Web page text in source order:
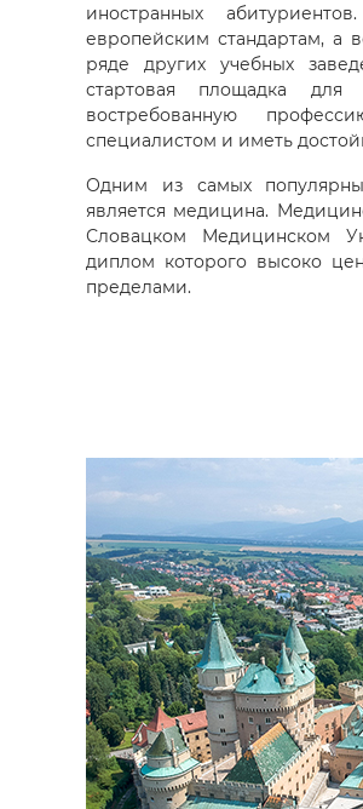
иностранных
европейским стандартам, а
ряде других учебных
стартовая площадка
востребованную
специалистом и иметь
Одним из самых
является медицина.
Словацком Медицинском
диплом которого высоко
пределами.